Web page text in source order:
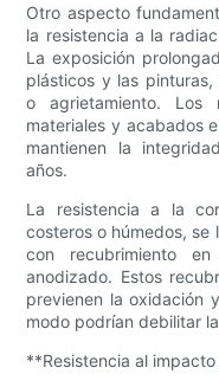
Otro aspecto
la resistencia a la
La exposición
plásticos y las
o agrietamiento. Los
materiales y acabados
mantienen la
años.
La resistencia a la
costeros o húmedos,
con recubrimiento
anodizado. Estos
previenen la oxidación
modo podrían debilitar
**Resistencia al